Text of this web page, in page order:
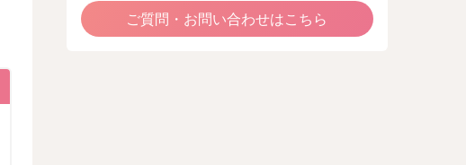
ご質問・お問い合わせはこちら